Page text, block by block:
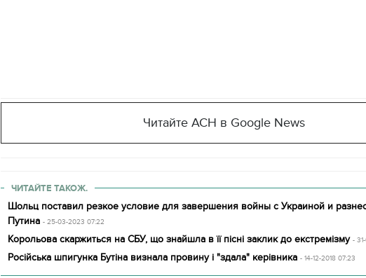
Читайте АСН в Google News
ЧИТАЙТЕ ТАКОЖ.
Шольц поставил резкое условие для завершения войны с Украиной и
Путина - 25-03-2023 07:22
Корольова скаржиться на СБУ, що знайшла в її пісні заклик до екстремізму -
Російська шпигунка Бутіна визнала провину і "здала" керівника - 14-12-2018 07:23